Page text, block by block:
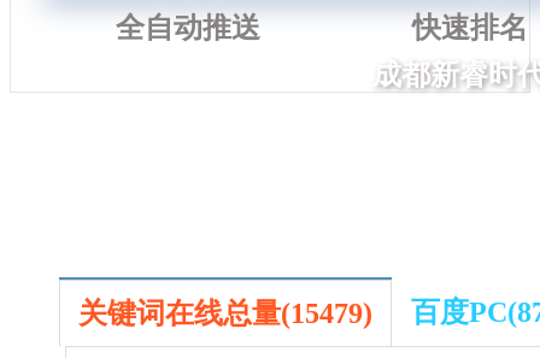
全自动推送
快速排名
成都新睿时
关键词在线总量(15479) 百度